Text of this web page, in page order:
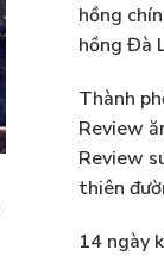
hồng
hồng Đà
Thành
Review
Review
thiên
14 ngày